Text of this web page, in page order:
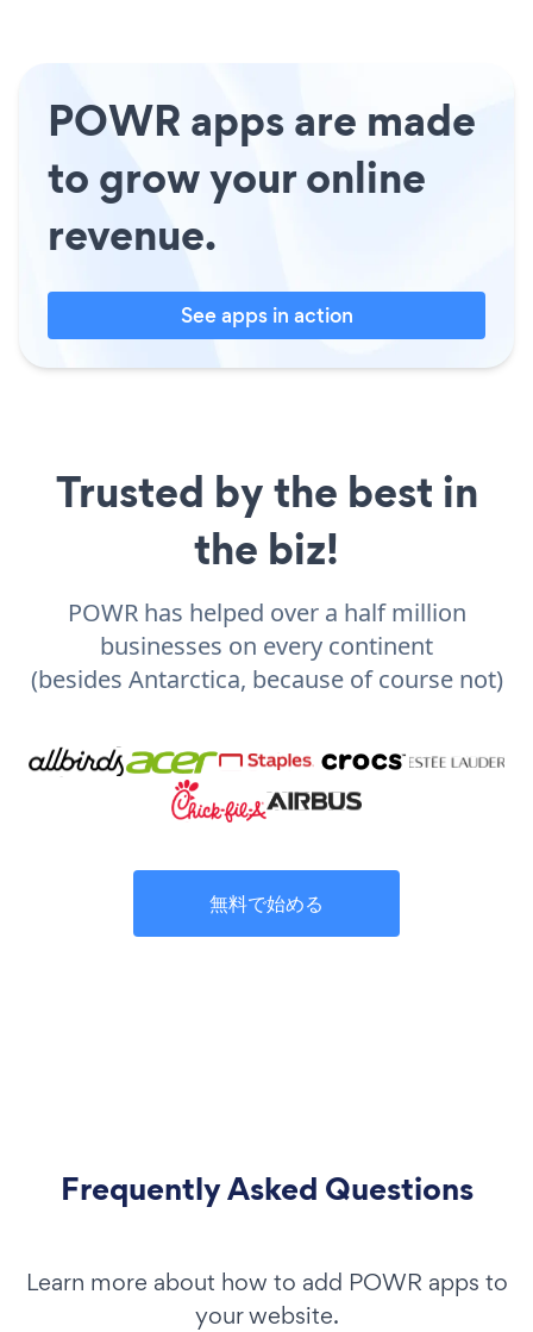
POWR apps are made
to grow your online
revenue.
See apps in action
Trusted by the best in
the biz!
POWR has helped over a half million
businesses on every continent
(besides Antarctica, because of course not)
無料で始める
Frequently Asked Questions
Learn more about how to add POWR apps to
your website.